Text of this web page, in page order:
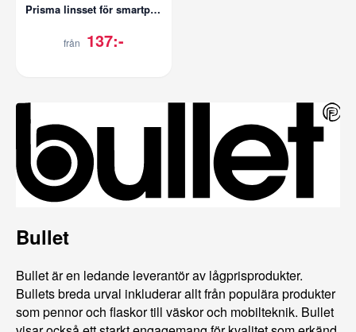
Prisma linsset för smartphone
från 137:-
Bullet
Bullet är en ledande leverantör av lågprisprodukter.
Bullets breda urval inkluderar allt från populära produkter
som pennor och flaskor till väskor och mobilteknik. Bullet